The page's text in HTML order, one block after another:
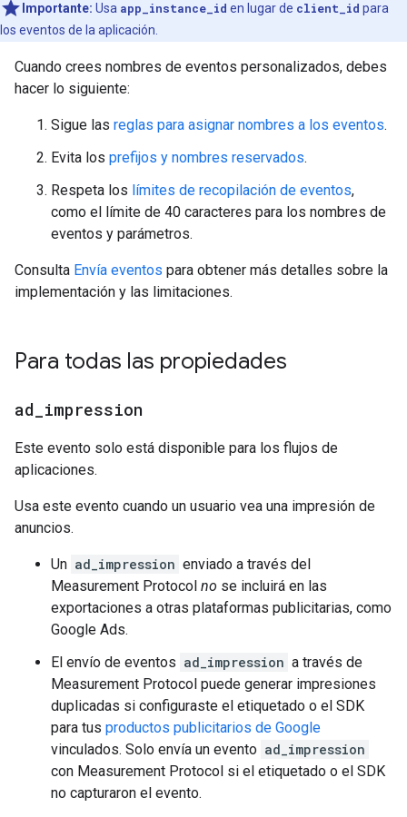
Importante: Usa app_instance_id en lugar de client_id para
los eventos de la aplicación.
Cuando crees nombres de eventos personalizados, debes
hacer lo siguiente:
Sigue las reglas para asignar nombres a los eventos.
Evita los prefijos y nombres reservados.
Respeta los límites de recopilación de eventos,
como el límite de 40 caracteres para los nombres de
eventos y parámetros.
Consulta Envía eventos para obtener más detalles sobre la
implementación y las limitaciones.
Para todas las propiedades
ad impression
Este evento solo está disponible para los flujos de
aplicaciones.
Usa este evento cuando un usuario vea una impresión de
anuncios.
Un ad_impression enviado a través del
Measurement Protocol no se incluirá en las
exportaciones a otras plataformas publicitarias, como
Google Ads.
El envío de eventos ad_impression a través de
Measurement Protocol puede generar impresiones
duplicadas si configuraste el etiquetado o el SDK
para tus productos publicitarios de Google
vinculados. Solo envía un evento ad_impression
con Measurement Protocol si el etiquetado o el SDK
no capturaron el evento.